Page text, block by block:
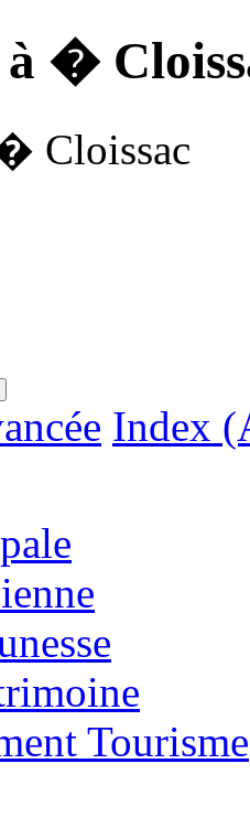
à �
Cloissac
Index
Tourisme